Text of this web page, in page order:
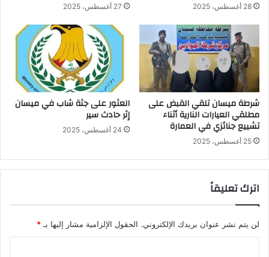
28 أغسطس، 2025 27 أغسطس، 2025
شرطة ميسان تلقي القبض على
مطلقي العيارات النارية أثناء
تشييع جنائزي في العمارة
25 أغسطس، 2025
العثور على جثة شاب في ميسان
إثر حادث سير
24 أغسطس، 2025
اترك تعليقاً
لن يتم نشر عنوان بريدك الإلكتروني. الحقول الإلزامية مشار إليها بـ *